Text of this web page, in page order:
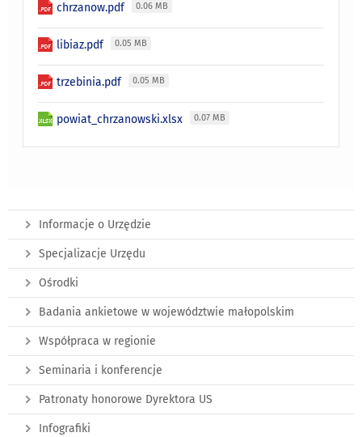
chrzanow.pdf 0.06 MB
libiaz.pdf 0.05 MB
trzebinia.pdf 0.05 MB
powiat_chrzanowski.xlsx 0.07 MB
Informacje o Urzędzie
Specjalizacje Urzędu
Ośrodki
Badania ankietowe w województwie małopolskim
Współpraca w regionie
Seminaria i konferencje
Patronaty honorowe Dyrektora US
Infografiki